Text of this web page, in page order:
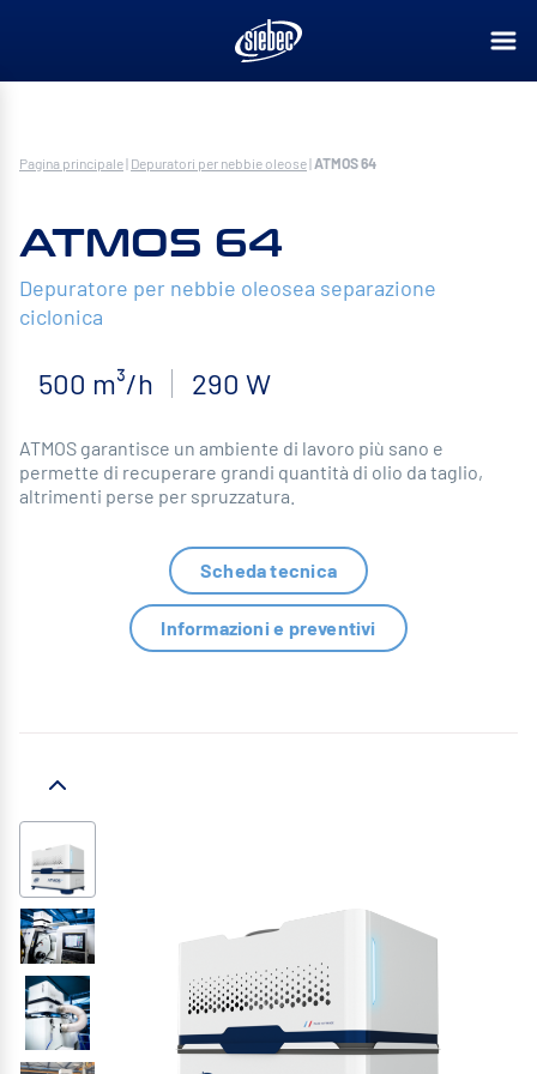
Pagina principale| Depuratori per nebbie oleose|ATMOS 64
ATMOS 64
Depuratore per nebbie oleosea separazione
ciclonica
500 m³/h 290 W
ATMOS garantisce un ambiente di lavoro più sano e
permette di recuperare grandi quantità di olio da taglio,
altrimenti perse per spruzzatura.
Scheda tecnica
Informazioni e preventivi